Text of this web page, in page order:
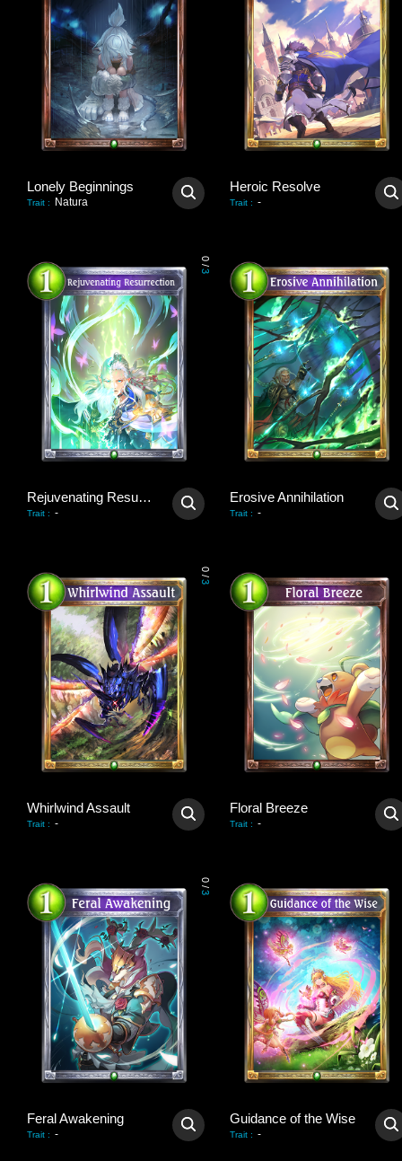
Lonely Beginnings
Trait : Natura
Heroic Resolve
Trait : -
0
/
3
Rejuvenating Resurrection
Trait : -
Erosive Annihilation
Trait : -
0
/
3
Whirlwind Assault
Trait : -
Floral Breeze
Trait : -
0
/
3
Feral Awakening
Trait : -
Guidance of the Wise
Trait : -